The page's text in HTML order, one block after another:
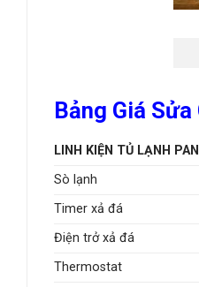
Bảng Giá
LINH KIỆN TỦ LẠNH
Sò lạnh
Timer xả đá
Điện trở xả đá
Thermostat